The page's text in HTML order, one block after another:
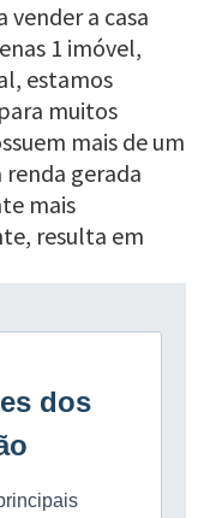
vender a casa
1 imóvel,
estamos
muitos
mais de um
renda gerada
mais
resulta em